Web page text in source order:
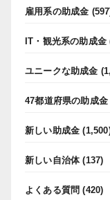
雇用系の助成金
IT・観光系の助成金
ユニークな助成金
47都道府県の助成金
新しい助成金
新しい自治体(137)
よくある質問 (420)